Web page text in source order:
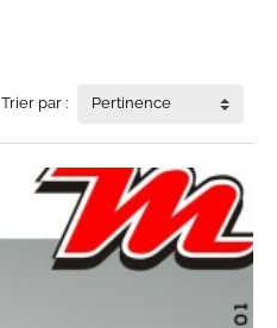
Trier par : Pertinence